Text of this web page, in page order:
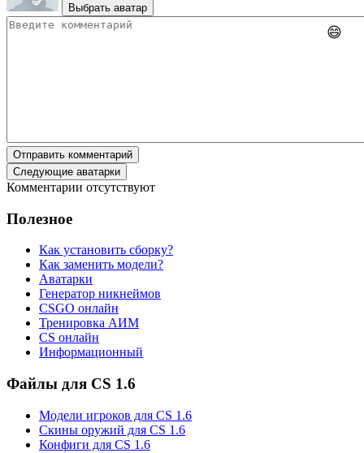
Выбрать аватар
😄
Отправить комментарий
Следующие аватарки
Комментарии отсутствуют
Полезное
Как установить сборку?
Как заменить модели?
Аватарки
Генератор никнеймов
CSGO онлайн
Тренировка АИМ
CS онлайн
Информационный
Файлы для CS 1.6
Модели игроков для CS 1.6
Скины оружий для CS 1.6
Конфиги для CS 1.6